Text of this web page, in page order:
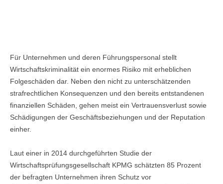
KONTAKTFORMULAR
DATENSCHUTZ
ANFAHRT
Für Unternehmen und deren Führungspersonal stellt
Wirtschaftskriminalität ein enormes Risiko mit erheblichen
Folgeschäden dar. Neben den nicht zu unterschätzenden
strafrechtlichen Konsequenzen und den bereits entstandenen
finanziellen Schäden, gehen meist ein Vertrauensverlust sowie
Schädigungen der Geschäftsbeziehungen und der Reputation
einher.
Laut einer in 2014 durchgeführten Studie der
Wirtschaftsprüfungsgesellschaft KPMG schätzten 85 Prozent
der befragten Unternehmen ihren Schutz vor